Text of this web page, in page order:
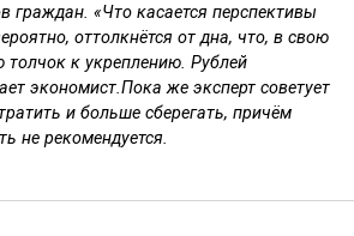
граждан. «Что касается перспективы
оттолкнётся от дна, что, в свою
толчок к укреплению. Рублей
экономист.Пока же эксперт советует
и больше сберегать, причём
не рекомендуется.